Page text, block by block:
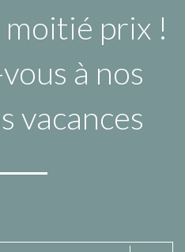
moitié prix !
à nos
vacances